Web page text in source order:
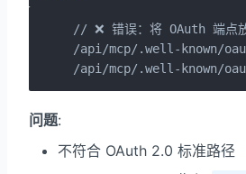
// ❌ 错误：将 OAuth 端
/api/mcp/.well-known/
/api/mcp/.well-known/
问题:
不符合 OAuth 2.0 标准路径